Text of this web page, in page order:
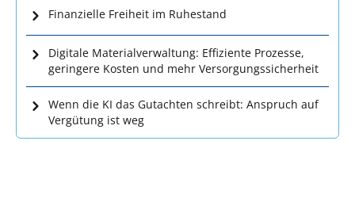
Finanzielle Freiheit im Ruhestand
Digitale Materialverwaltung: Effiziente Prozesse,
geringere Kosten und mehr Versorgungssicherheit
Wenn die KI das Gutachten schreibt: Anspruch auf
Vergütung ist weg